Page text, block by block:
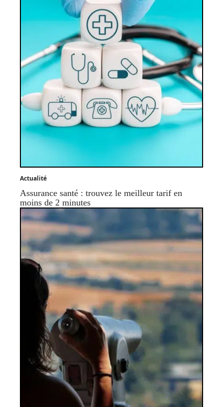
Actualité
Assurance santé : trouvez le meilleur tarif en
moins de 2 minutes